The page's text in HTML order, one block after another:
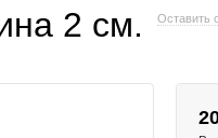
2 см. Оставить